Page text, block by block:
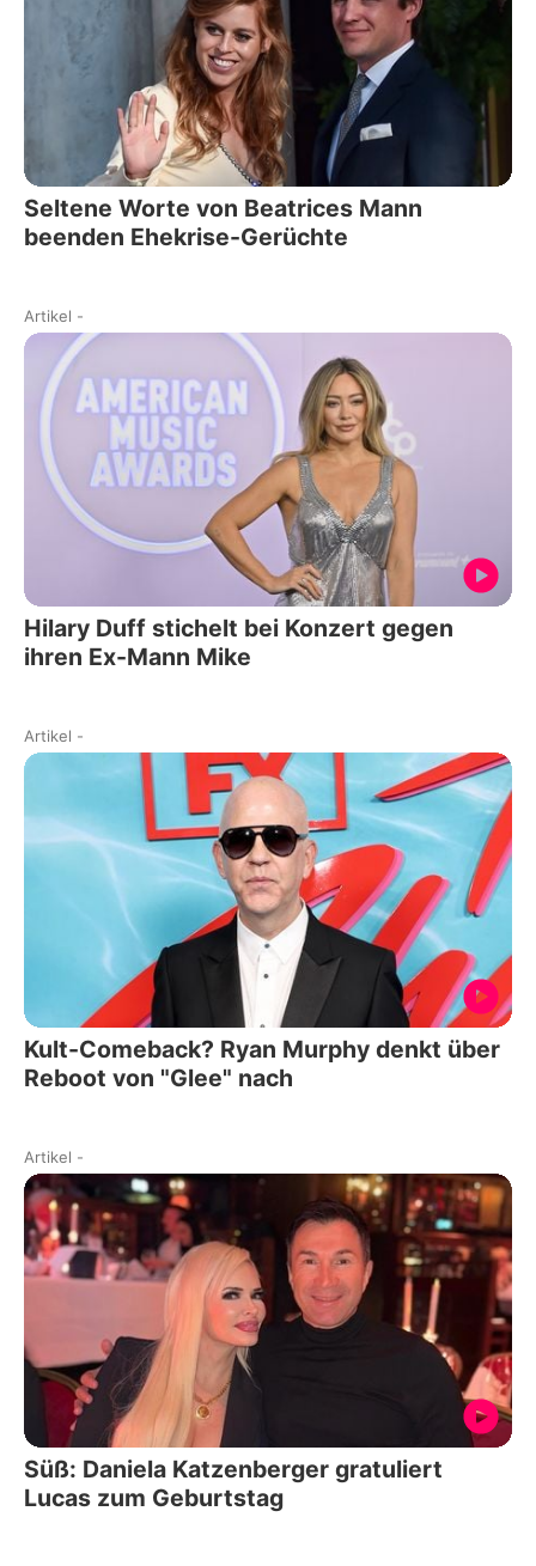
Seltene Worte von Beatrices Mann
beenden Ehekrise-Gerüchte
Artikel -
Hilary Duff stichelt bei Konzert gegen
ihren Ex-Mann Mike
Artikel -
Kult-Comeback? Ryan Murphy denkt über
Reboot von "Glee" nach
Artikel -
Süß: Daniela Katzenberger gratuliert
Lucas zum Geburtstag